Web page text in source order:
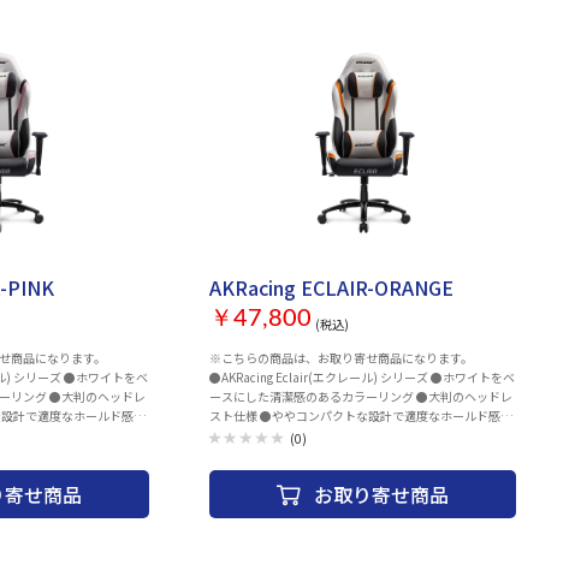
■ゲーミングチェア仕様 外形寸法：71x66x128.5-
138.5cm 耐荷重：140kg 表面素材：PVC Leather フレー
ム素材：Steel ひじ掛けタイプ：Height Adjustable
Armrest 空圧レベル：100mm Class 3 Gas Lift キャスタ
ータイプ：Nylon Caster カラー：Black ＆ Red 保証期
128.5cm-138.5cm ・肘掛け高さ調整 1D/2D/3D/4D
PINK
品になります。
シリーズ ●ホワイトをベ
リング ●大判のヘッドレ
計で適度なホールド感の
せ商品
AKRacing ECLAIR-ORANGE
￥47,800 (税込)
※こちらの商品は、お取り寄せ商品になります。
●AKRacing Eclair(エクレール) シリーズ ●ホワイトをベ
ースにした清潔感のあるカラーリング ●大判のヘッドレ
スト仕様 ●ややコンパクトな設計で適度なホールド感の
ある座り心地 (0)
お取り寄せ商品